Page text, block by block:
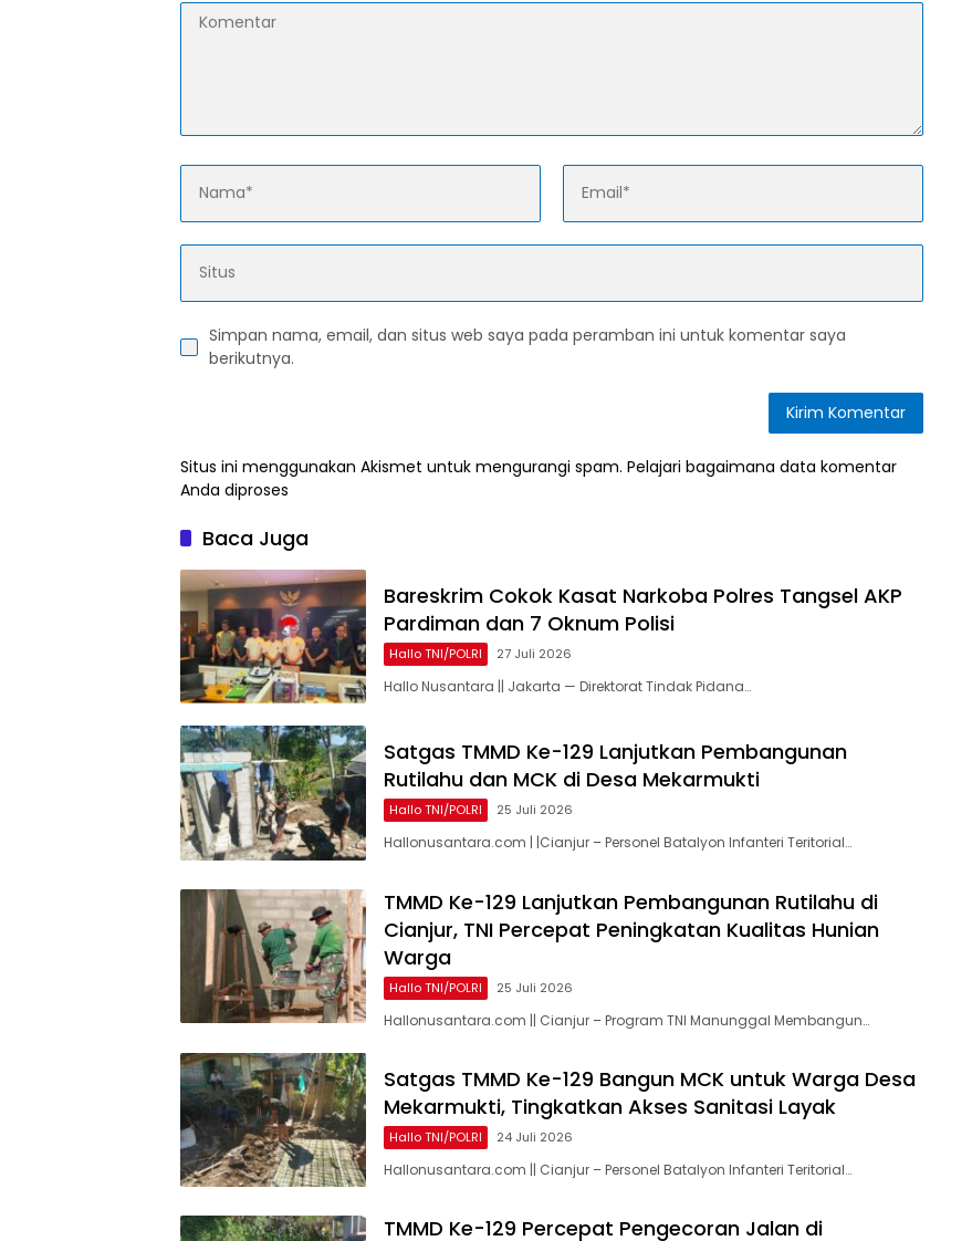
Simpan nama, email, dan situs web saya pada peramban ini untuk komentar saya
berikutnya.
Situs ini menggunakan Akismet untuk mengurangi spam. Pelajari bagaimana data komentar
Anda diproses
Baca Juga
Bareskrim Cokok Kasat Narkoba Polres Tangsel AKP
Pardiman dan 7 Oknum Polisi
Hallo TNI/POLRI 27 Juli 2026
Hallo Nusantara || Jakarta — Direktorat Tindak Pidana…
Satgas TMMD Ke-129 Lanjutkan Pembangunan
Rutilahu dan MCK di Desa Mekarmukti
Hallo TNI/POLRI 25 Juli 2026
Hallonusantara.com | |Cianjur – Personel Batalyon Infanteri Teritorial…
TMMD Ke-129 Lanjutkan Pembangunan Rutilahu di
Cianjur, TNI Percepat Peningkatan Kualitas Hunian
Warga
Hallo TNI/POLRI 25 Juli 2026
Hallonusantara.com || Cianjur – Program TNI Manunggal Membangun…
Satgas TMMD Ke-129 Bangun MCK untuk Warga Desa
Mekarmukti, Tingkatkan Akses Sanitasi Layak
Hallo TNI/POLRI 24 Juli 2026
Hallonusantara.com || Cianjur – Personel Batalyon Infanteri Teritorial…
TMMD Ke-129 Percepat Pengecoran Jalan di